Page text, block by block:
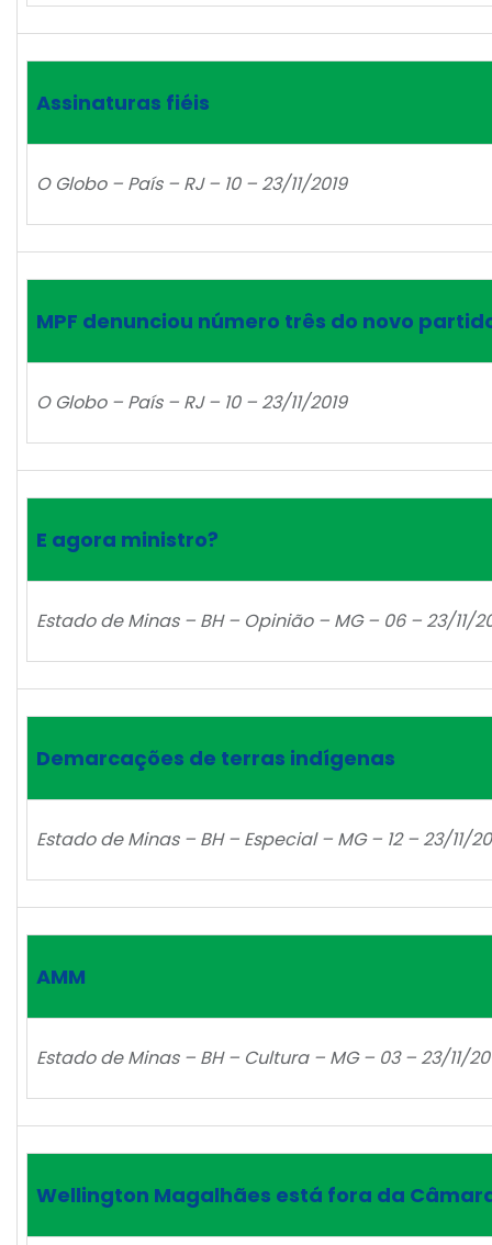
Assinaturas fiéis
O Globo – País – RJ – 10 – 23/11/2019
MPF denunciou número três do novo
O Globo – País – RJ – 10 – 23/11/2019
E agora ministro?
Estado de Minas – BH – Opinião – MG – 06 – 23/11/
Demarcações de terras indígenas
Estado de Minas – BH – Especial – MG – 12 – 23/11/
AMM
Estado de Minas – BH – Cultura – MG – 03 – 23/11/
Wellington Magalhães está fora da